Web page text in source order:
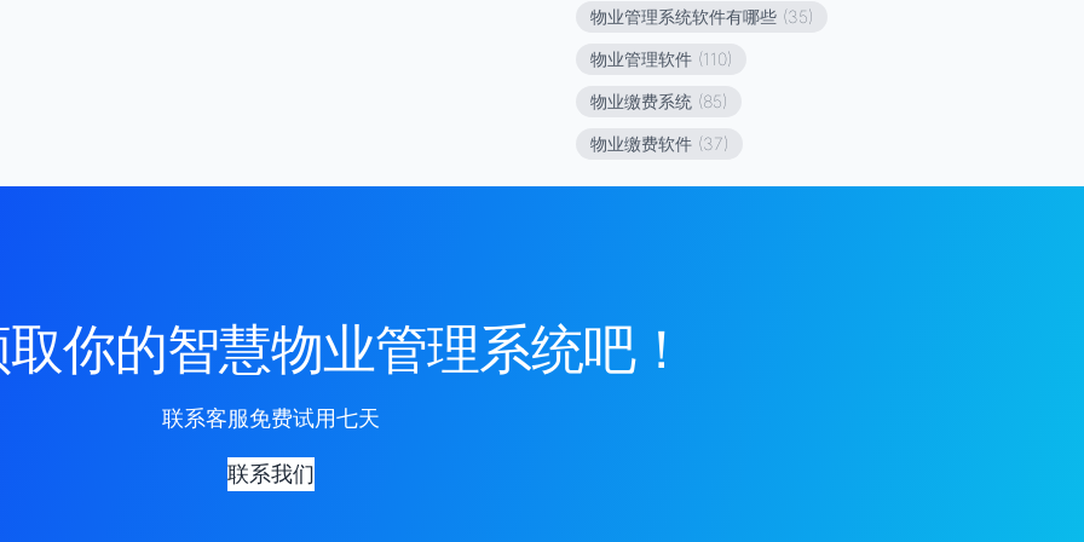
物业管理系统软件有哪些 (35)
物业管理软件 (110)
物业缴费系统 (85)
物业缴费软件 (37)
你的智慧物业管理系统吧！
联系客服免费试用七天
联系我们